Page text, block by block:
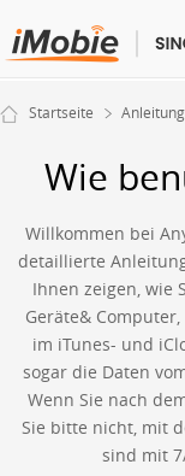
Entsperren &
Übertragen
Multimedia
Lösungen
Store
Startseite Anleitung
Wie
Willkommen bei
detaillierte
Ihnen zeigen, wie
Geräte&
im iTunes- und
sogar die Daten
Wenn Sie nach
Sie bitte nicht, mit
sind mit